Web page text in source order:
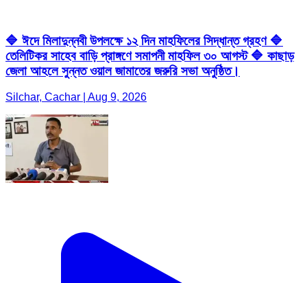
🔷 ঈদে মিলাদুন্নবী উপলক্ষে ১২ দিন মাহফিলের সিদ্ধান্ত গ্রহণ 🔷
তেলিটিকর সাহেব বাড়ি প্রাঙ্গণে সমাপনী মাহফিল ৩০ আগস্ট 🔷 কাছাড়
জেলা আহলে সুন্নত ওয়াল জামাতের জরুরি সভা অনুষ্ঠিত।
Silchar, Cachar | Aug 9, 2026